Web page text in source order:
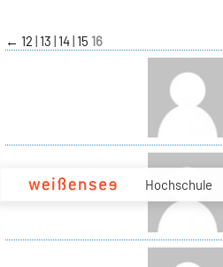
Hochschule
← 12 13 14 15 16